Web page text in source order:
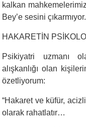
kalkan
Bey’e sesini çıkarmıyor.
HAKARETİN
Psikiyatri uzmanı
alışkanlığı olan
özetliyorum:
“Hakaret ve küfür,
olarak rahatlatır…